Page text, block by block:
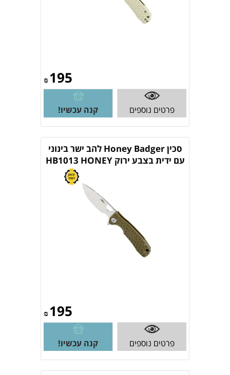
₪195
פרטים נוספים קנה עכשיו!
סכין Honey Badger להב ישר בינוני
עם ידית בצבע ירוק HB1013 HONEY
₪195
פרטים נוספים קנה עכשיו!